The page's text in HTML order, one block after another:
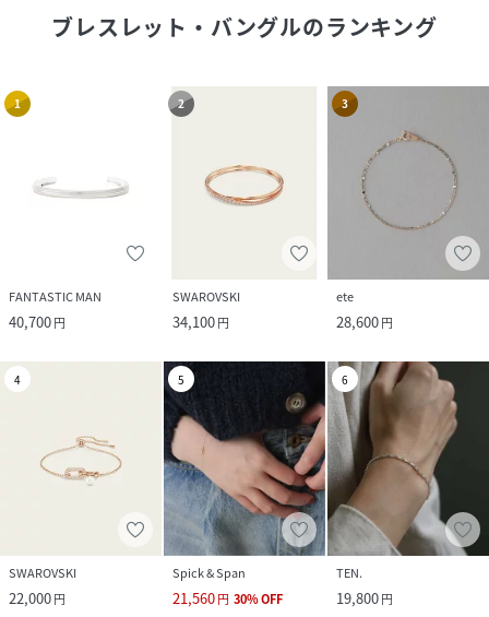
ブレスレット・バングルのランキング
1
FANTASTIC MAN
40,700円
2
SWAROVSKI
34,100円
3
ete
28,600円
4
SWAROVSKI
22,000円
5
Spick & Span
21,560円 30%OFF
6
TEN.
19,800円